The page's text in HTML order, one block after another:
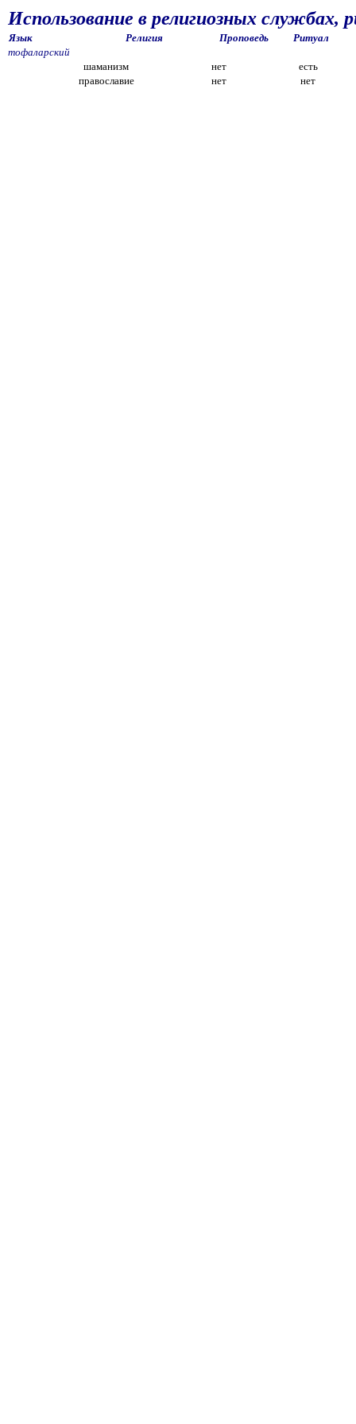
Использование в религиозных службах,
Язык Религия Проповедь
Ритуал
тофаларский
шаманизм
нет
есть
православие
нет нет